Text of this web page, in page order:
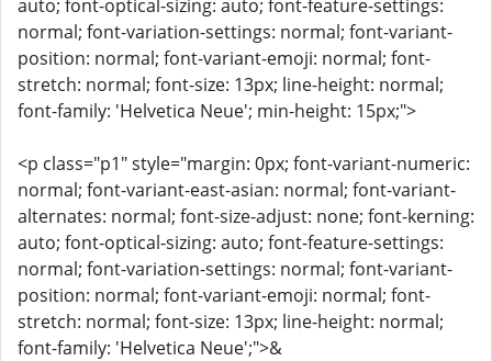
auto; font-optical-sizing: auto; font-feature-settings:
normal; font-variation-settings: normal; font-variant-
position: normal; font-variant-emoji: normal; font-
stretch: normal; font-size: 13px; line-height: normal;
font-family: 'Helvetica Neue'; min-height: 15px;">
<p class="p1" style="margin: 0px; font-variant-numeric:
normal; font-variant-east-asian: normal; font-variant-
alternates: normal; font-size-adjust: none; font-kerning:
auto; font-optical-sizing: auto; font-feature-settings:
normal; font-variation-settings: normal; font-variant-
position: normal; font-variant-emoji: normal; font-
stretch: normal; font-size: 13px; line-height: normal;
font-family: 'Helvetica Neue';">&